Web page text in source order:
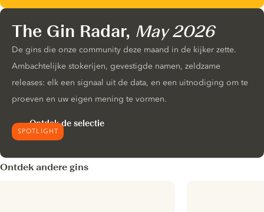
SPOTLIGHT
The Gin Radar, May 2026
De gins die onze community deze maand in de kijker zette.
Ambachtelijke stokerijen, gevestigde namen, zeldzame
releases: elk een signaal uit de data, en een uitnodiging om te
proeven en uw eigen mening te vormen.
Ontdek de selectie
Ontdek andere gins